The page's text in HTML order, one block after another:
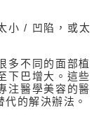
小 / 凹陷，或太
多不同的面部植
下巴增大。這些
注醫學美容的醫
代的解決辦法。